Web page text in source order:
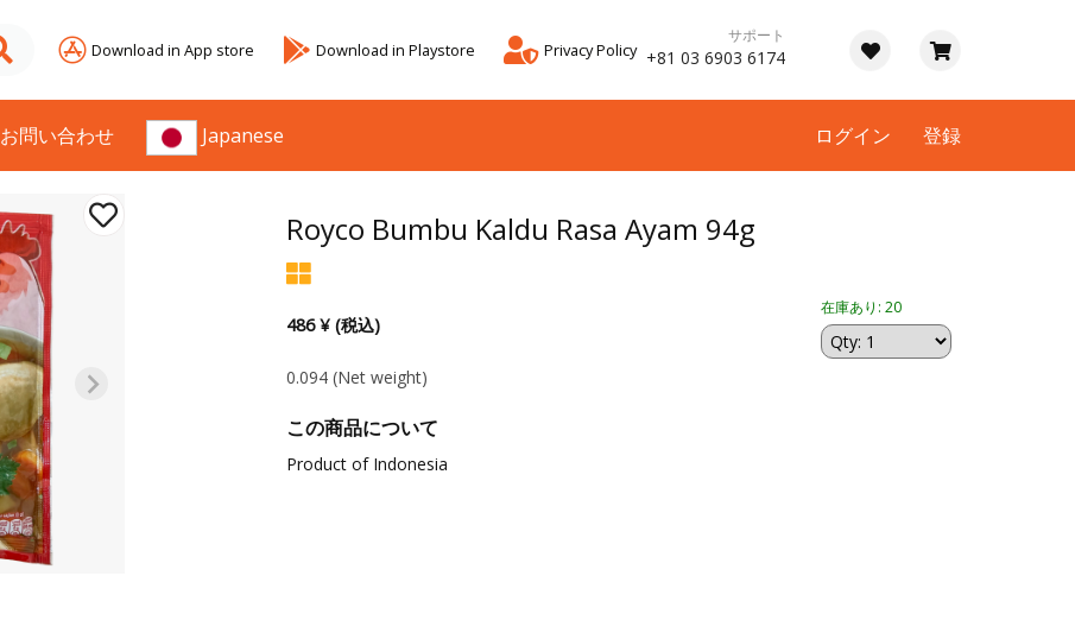
Download in App store Download in Playstore Privacy Policy
サポート
+81 03 6903 6174
お問い合わせ Japanese ログイン 登録
Royco Bumbu Kaldu Rasa Ayam 94g
486 ¥ (税込)
在庫あり: 20
0.094 (Net weight)
この商品について
Product of Indonesia